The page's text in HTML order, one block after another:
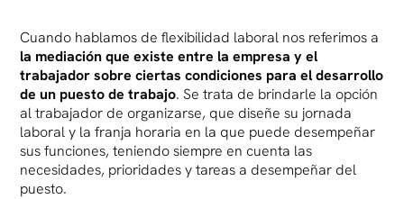
Cuando hablamos de flexibilidad laboral nos referimos a
la mediación que existe entre la empresa y el
trabajador sobre ciertas condiciones para el desarrollo
de un puesto de trabajo. Se trata de brindarle la opción
al trabajador de organizarse, que diseñe su jornada
laboral y la franja horaria en la que puede desempeñar
sus funciones, teniendo siempre en cuenta las
necesidades, prioridades y tareas a desempeñar del
puesto.